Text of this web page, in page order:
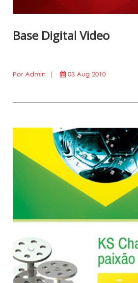
Base Digital Video
Por Admin | 03 Aug 2010